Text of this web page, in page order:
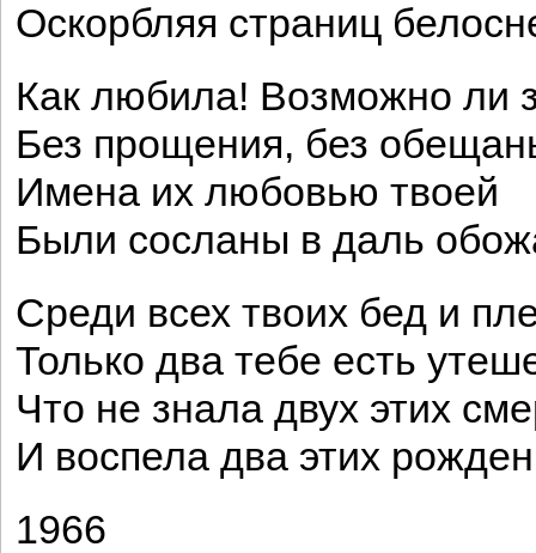
Оскорбляя страниц
Как любила! Возможно ли
Без прощения, без
Имена их любовью твоей
Были сосланы в даль
Среди всех твоих бед и
Только два тебе есть
Что не знала двух этих
И воспела два этих
1966